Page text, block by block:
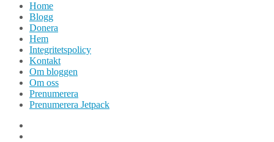
Home
Blogg
Donera
Hem
Integritetspolicy
Kontakt
Om bloggen
Om oss
Prenumerera
Prenumerera Jetpack